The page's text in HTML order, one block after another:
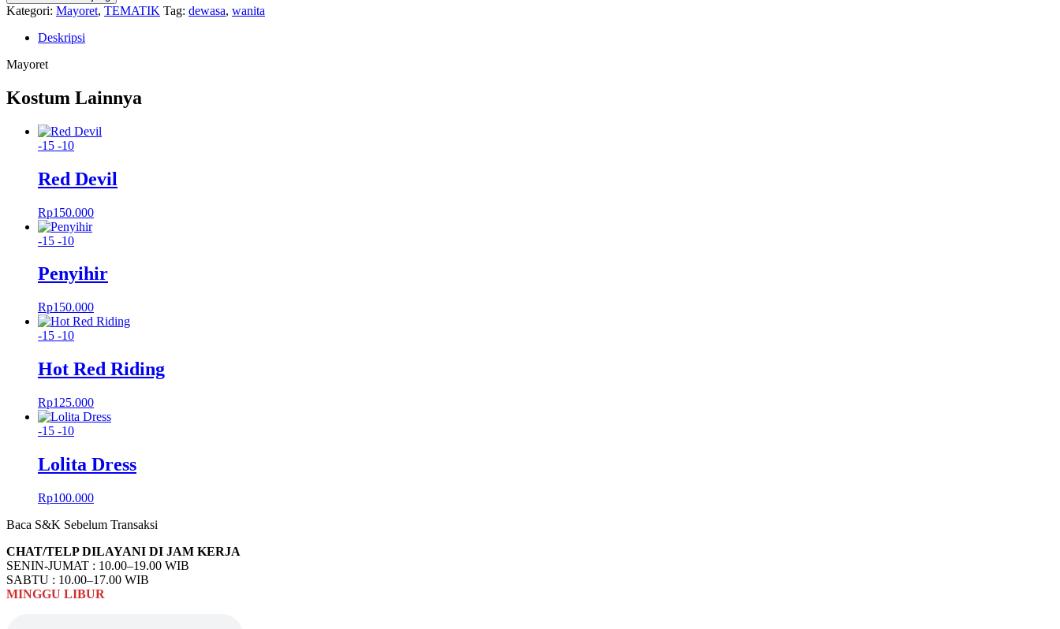
Kategori: Mayoret, TEMATIK Tag: dewasa, wanita
Deskripsi
Mayoret
Kostum Lainnya
-15 -10
Red Devil
Rp150.000
-15 -10
Penyihir
Rp150.000
-15 -10
Hot Red Riding
Rp125.000
-15 -10
Lolita Dress
Rp100.000
Baca S&K Sebelum Transaksi
CHAT/TELP DILAYANI DI JAM KERJA
SENIN-JUMAT : 10.00–19.00 WIB
SABTU : 10.00–17.00 WIB
MINGGU LIBUR